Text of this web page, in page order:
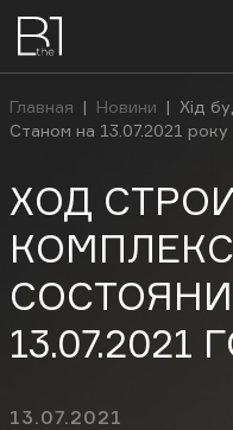
О
Главная | Новини | Хід
Станом на 13.07.2021 року
ХОД
13.07.2021
13.07.2021